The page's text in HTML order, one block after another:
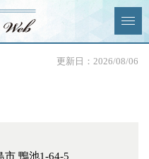
News & Topics更新日：2026/08/06
市 鴨池1-64-5